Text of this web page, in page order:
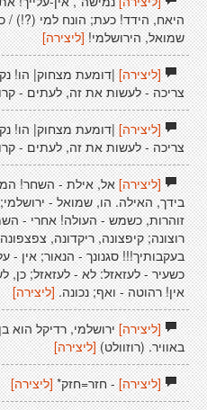
היאח, הידד! כעת; הונח למי (?!)
שמואל, הירושלמי! [ליצירה]
[ליצירה]|דומעת מצחוק| הו!
צריכה - לעשות את זה, לעתים -
[ליצירה]|דומעת מצחוק| הו!
צריכה - לעשות את זה, לעתים -
[ליצירה]אל, אילת - השחר!
בידך, האילה. הו, שמואל -
זוהרות, כשמש - העולה! אחרי -
רוצונה; קיפצונה, ריקדונה,
בעקבותיך!!! סגנונך - הנאור; אין -
כשעיר - לעזאזל: לא - לעזאזל; כן,
אין! רהוטה - ואף; נכונה.[ליצירה]
[ליצירה]ירושלמי, רדיקל הוא
באוויר. (רוזוולט) [ליצירה]
[ליצירה]- חזר=חזק* [ליצירה]